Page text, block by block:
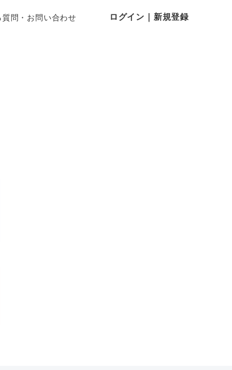
質問・お問い合わせ ログイン｜新規登録